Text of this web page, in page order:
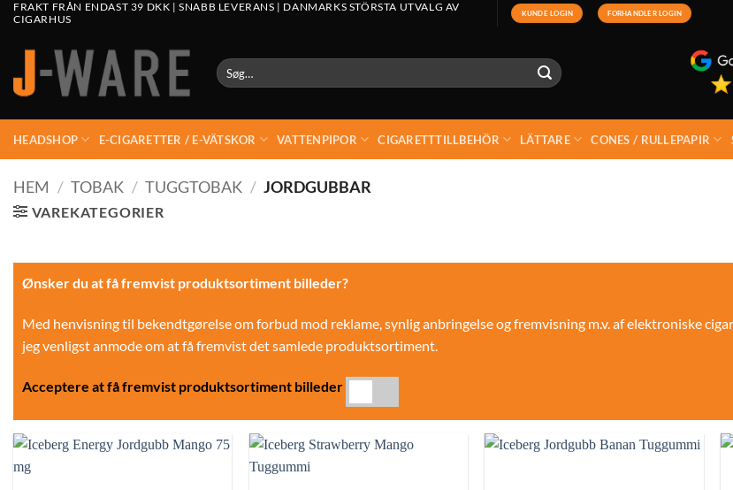
FRAKT FRÅN ENDAST 39 DKK | SNABB LEVERANS | DANMARKS STÖRSTA UTVALG AV
CIGARHUS
KUNDE LOGIN FORHANDLER LOGIN
Søg
efter:
HEADSHOP E-CIGARETTER / E-VÄTSKOR VATTENPIPOR CIGARETTTILLBEHÖR LÄTTARE CONES / RULLEPAPIR
HEM / TOBAK / TUGGTOBAK / JORDGUBBAR
VAREKATEGORIER
Ønsker du at få fremvist produktsortiment billeder?
Med henvisning til bekendtgørelse om forbud mod reklame, synlig anbringelse og fremvisning m.v. af elektroniske
jeg venligst anmode om at få fremvist det samlede produktsortiment.
Acceptere at få fremvist produktsortiment billeder